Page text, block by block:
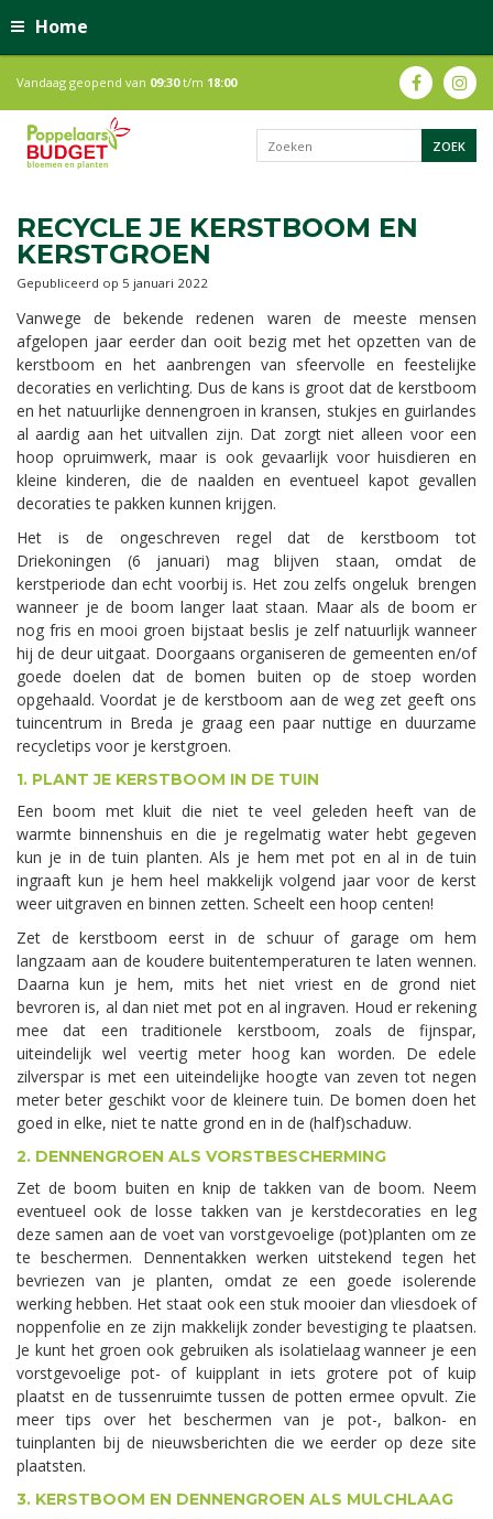
Home
Vandaag geopend van 09:30t/m 18:00
RECYCLE JE KERSTBOOM EN
KERSTGROEN
Gepubliceerd op 5 januari 2022
Vanwege de bekende redenen waren de meeste mensen
afgelopen jaar eerder dan ooit bezig met het opzetten van de
kerstboom en het aanbrengen van sfeervolle en feestelijke
decoraties en verlichting. Dus de kans is groot dat de kerstboom
en het natuurlijke dennengroen in kransen, stukjes en guirlandes
al aardig aan het uitvallen zijn. Dat zorgt niet alleen voor een
hoop opruimwerk, maar is ook gevaarlijk voor huisdieren en
kleine kinderen, die de naalden en eventueel kapot gevallen
decoraties te pakken kunnen krijgen.
Het is de ongeschreven regel dat de kerstboom tot
Driekoningen (6 januari) mag blijven staan, omdat de
kerstperiode dan echt voorbij is. Het zou zelfs ongeluk brengen
wanneer je de boom langer laat staan. Maar als de boom er
nog fris en mooi groen bijstaat beslis je zelf natuurlijk wanneer
hij de deur uitgaat. Doorgaans organiseren de gemeenten en/of
goede doelen dat de bomen buiten op de stoep worden
opgehaald. Voordat je de kerstboom aan de weg zet geeft ons
tuincentrum in Breda je graag een paar nuttige en duurzame
recycletips voor je kerstgroen.
1. PLANT JE KERSTBOOM IN DE TUIN
Een boom met kluit die niet te veel geleden heeft van de
warmte binnenshuis en die je regelmatig water hebt gegeven
kun je in de tuin planten. Als je hem met pot en al in de tuin
ingraaft kun je hem heel makkelijk volgend jaar voor de kerst
weer uitgraven en binnen zetten. Scheelt een hoop centen!
Zet de kerstboom eerst in de schuur of garage om hem
langzaam aan de koudere buitentemperaturen te laten wennen.
Daarna kun je hem, mits het niet vriest en de grond niet
bevroren is, al dan niet met pot en al ingraven. Houd er rekening
mee dat een traditionele kerstboom, zoals de fijnspar,
uiteindelijk wel veertig meter hoog kan worden. De edele
zilverspar is met een uiteindelijke hoogte van zeven tot negen
meter beter geschikt voor de kleinere tuin. De bomen doen het
goed in elke, niet te natte grond en in de (half)schaduw.
2. DENNENGROEN ALS VORSTBESCHERMING
Zet de boom buiten en knip de takken van de boom. Neem
eventueel ook de losse takken van je kerstdecoraties en leg
deze samen aan de voet van vorstgevoelige (pot)planten om ze
te beschermen. Dennentakken werken uitstekend tegen het
bevriezen van je planten, omdat ze een goede isolerende
werking hebben. Het staat ook een stuk mooier dan vliesdoek of
noppenfolie en ze zijn makkelijk zonder bevestiging te plaatsen.
Je kunt het groen ook gebruiken als isolatielaag wanneer je een
vorstgevoelige pot- of kuipplant in iets grotere pot of kuip
plaatst en de tussenruimte tussen de potten ermee opvult. Zie
meer tips over het beschermen van je pot-, balkon- en
tuinplanten bij de nieuwsberichten die we eerder op deze site
plaatsten.
3. KERSTBOOM EN DENNENGROEN ALS MULCHLAAG